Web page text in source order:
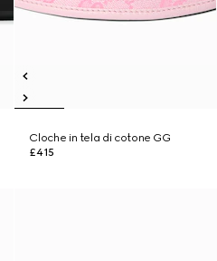
Cloche in tela di cotone GG
£415